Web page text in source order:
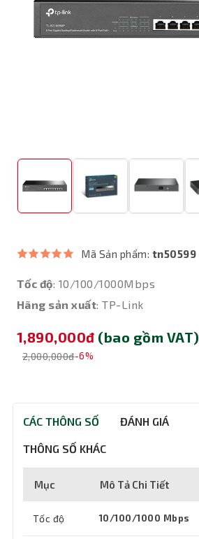
Mã Sản phẩm: tn50599
Tốc độ: 10/100/1000Mbps
Hãng sản xuất: TP-Link
1,890,000đ (bao gồm VAT)
2,000,000đ-6%
CÁC THÔNG SỐ ĐÁNH GIÁ
THÔNG SỐ KHÁC
Mục Mô Tả Chi Tiết
Tốc độ 10/100/1000 Mbps